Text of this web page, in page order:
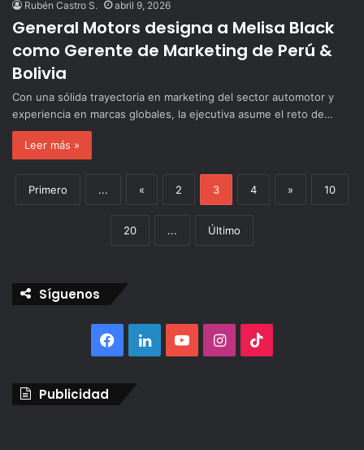
Rubén Castro S. abril 9, 2026
General Motors designa a Melisa Black
como Gerente de Marketing de Perú &
Bolivia
Con una sólida trayectoria en marketing del sector automotor y
experiencia en marcas globales, la ejecutiva asume el reto de…
Leer más »
Primero ... « 2 3 4 » 10
20 ... Último
Síguenos
Facebook
LinkedInYouTubeInstagram
Publicidad